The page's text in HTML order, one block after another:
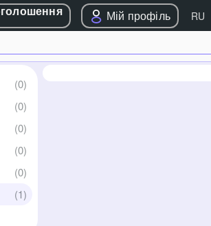
RU
Мій профіль